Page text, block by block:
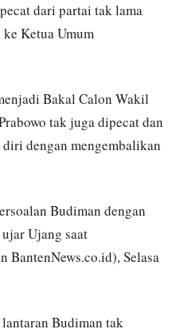
dari partai tak lama
Ketua Umum
Bakal Calon Wakil
tak juga dipecat dan
dengan mengembalikan
Budiman dengan
Ujang saat
BantenNews.co.id), Selasa
Budiman tak